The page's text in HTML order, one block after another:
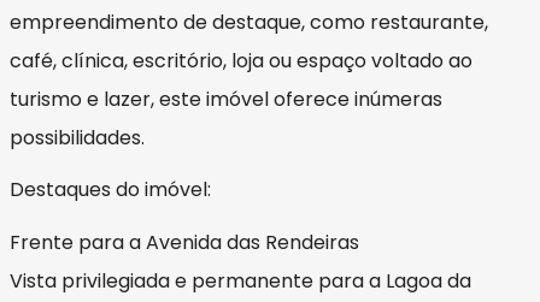
empreendimento de destaque, como restaurante,
café, clínica, escritório, loja ou espaço voltado ao
turismo e lazer, este imóvel oferece inúmeras
possibilidades.
Destaques do imóvel:
Frente para a Avenida das Rendeiras
Vista privilegiada e permanente para a Lagoa da